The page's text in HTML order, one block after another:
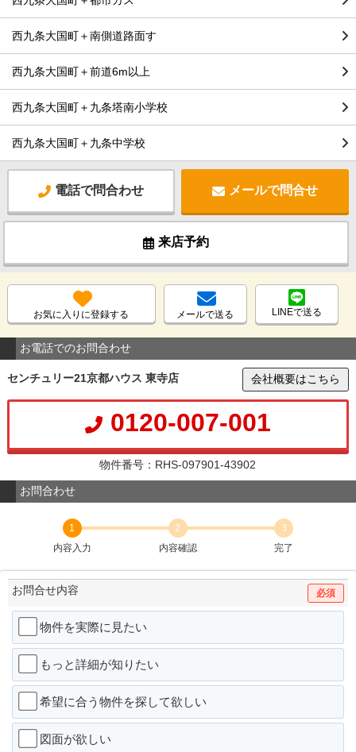
西九条大国町＋南側道路面す
西九条大国町＋前道6m以上
西九条大国町＋九条塔南小学校
西九条大国町＋九条中学校
電話で問合わせ メールで問合せ
来店予約
お気に入りに登録する メールで送る LINEで送る
お電話でのお問合わせ
センチュリー21京都ハウス 東寺店 会社概要はこちら
0120-007-001
物件番号：RHS-097901-43902
お問合わせ
1
内容入力
2
内容確認
3
完了
お問合せ内容 必須
物件を実際に見たい
もっと詳細が知りたい
希望に合う物件を探して欲しい
図面が欲しい